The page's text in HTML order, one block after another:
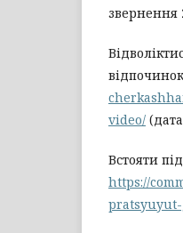
звернення
video/
Встояти
https://